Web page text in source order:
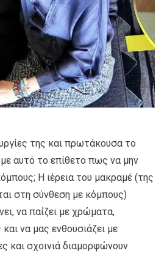
της και πρωτάκουσα το
αυτό το επίθετο πως να μην
Η ιέρεια του μακραμέ (της
στη σύνθεση με κόμπους)
να παίζει με χρώματα,
να μας ενθουσιάζει με
και σχοινιά διαμορφώνουν